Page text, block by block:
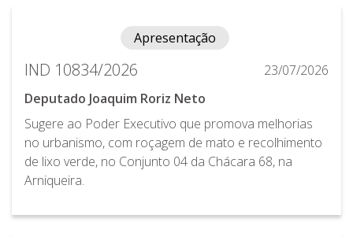
Apresentação
IND 10834/2026
23/07/2026
Deputado Joaquim Roriz Neto
Sugere ao Poder Executivo que promova melhorias
no urbanismo, com roçagem de mato e recolhimento
de lixo verde, no Conjunto 04 da Chácara 68, na
Arniqueira.